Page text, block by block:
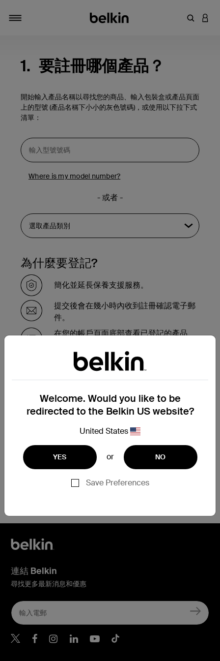
輸入關鍵
登入
1. 要註冊哪個產品？
開始輸入產品名稱以尋找您的商品、輸入包裝盒或產品頁面
上的型號 (產品名稱下小小的灰色號碼)，或使用以下拉下式
清單：
Where is my model number?
- 或者 -
為什麼要登記?
簡化並延長保養支援服務。
提交後會在幾小時內收到註冊確認電子郵
件。
在您的帳戶頁面底部查看已登記的產品
需要在保養期內更換產品嗎？
請在此完成保養更換申請表，我們的支援團
隊會盡快與您聯繫，並告知接下來的步驟。
提交保養更換申請
需要協助？點擊此處
Welcome. Would you like to be
redirected to the Belkin US website?
United States
YES or NO
Save Preferences
連結 Belkin
尋找更多最新消息和優惠
Belkin Twitter
Belkin Hong Kong
Belkin Instagram
Belkin Hong Kong
Belkin Youtube
Belkin TikTok